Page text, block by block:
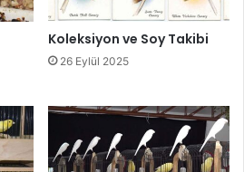
Koleksiyon ve Soy Takibi
26 Eylül 2025